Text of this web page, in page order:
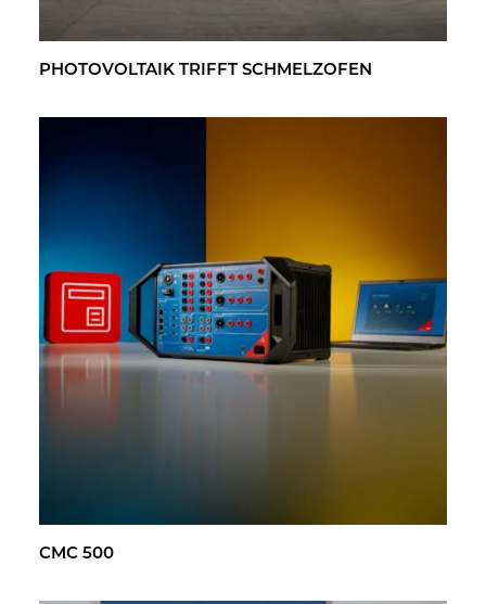
PHO­TO­VOL­TA­IK TRIFFT SCHMELZ­OFEN
CMC 500